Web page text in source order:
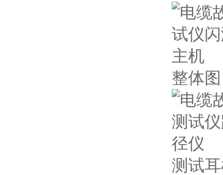
整体图
测试